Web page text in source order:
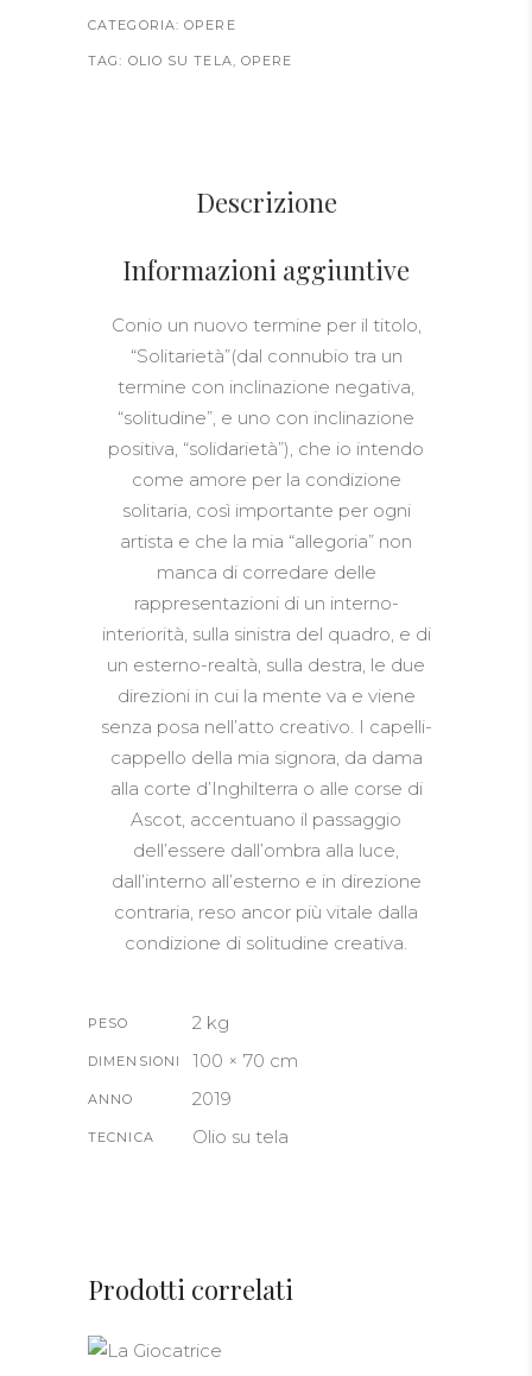
CATEGORIA:OPERE
TAG: OLIO SU TELA, OPERE
Descrizione
Informazioni aggiuntive
Conio un nuovo termine per il titolo,
“Solitarietà”(dal connubio tra un
termine con inclinazione negativa,
“solitudine”, e uno con inclinazione
positiva, “solidarietà”), che io intendo
come amore per la condizione
solitaria, così importante per ogni
artista e che la mia “allegoria” non
manca di corredare delle
rappresentazioni di un interno-
interiorità, sulla sinistra del quadro, e di
un esterno-realtà, sulla destra, le due
direzioni in cui la mente va e viene
senza posa nell’atto creativo. I capelli-
cappello della mia signora, da dama
alla corte d’Inghilterra o alle corse di
Ascot, accentuano il passaggio
dell’essere dall’ombra alla luce,
dall’interno all’esterno e in direzione
contraria, reso ancor più vitale dalla
condizione di solitudine creativa.
PESO 2 kg
DIMENSIONI 100 × 70 cm
ANNO 2019
TECNICA Olio su tela
Prodotti correlati